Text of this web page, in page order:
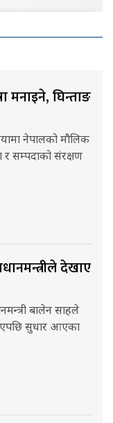
मनाइने, घिन्ताङ
नेपालको मौलिक
र सम्पदाको संरक्षण
देखाए
बालेन साहले
सुधार आएका